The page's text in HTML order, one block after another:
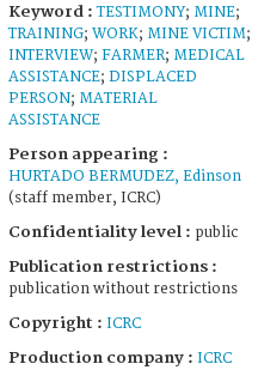
Keyword :TESTIMONY; MINE;
TRAINING; WORK; MINE VICTIM;
INTERVIEW; FARMER; MEDICAL
ASSISTANCE; DISPLACED
PERSON; MATERIAL
ASSISTANCE
Person appearing :
HURTADO BERMUDEZ, Edinson
(staff member, ICRC)
Confidentiality level : public
Publication restrictions :
publication without restrictions
Copyright : ICRC
Production company : ICRC